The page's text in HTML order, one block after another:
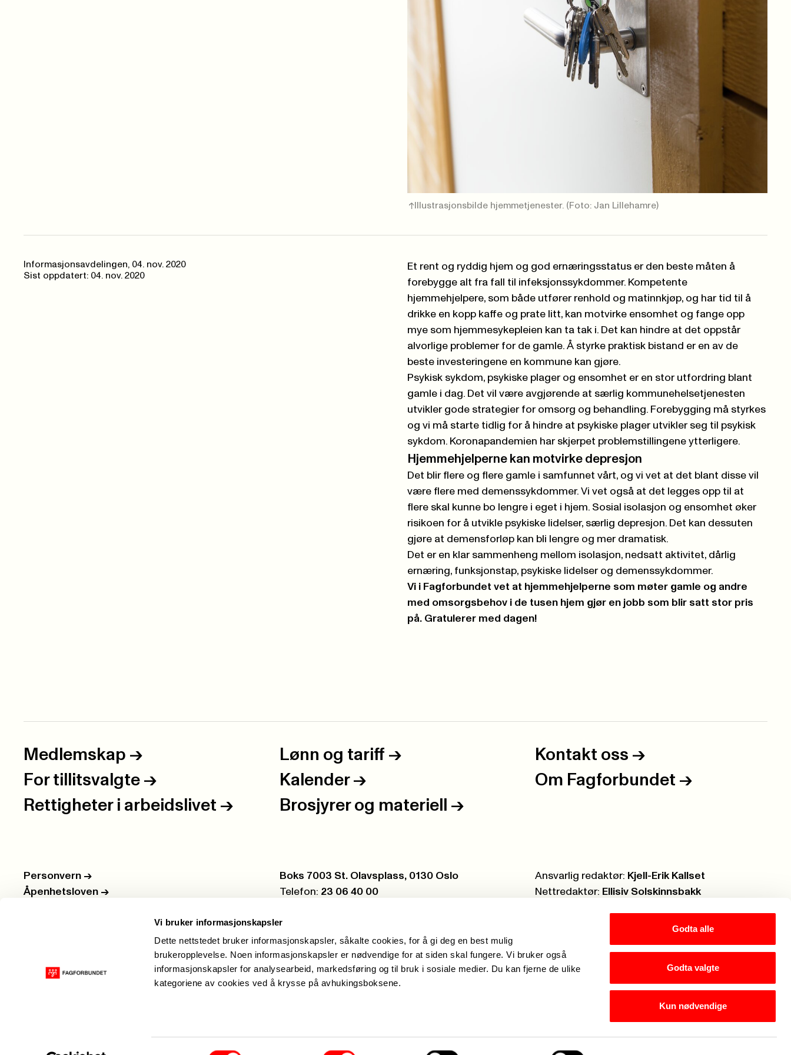
Vi bruker informasjonskapsler
Dette nettstedet bruker informasjonskapsler, såkalte cookies, for å gi deg en best mulig
brukeropplevelse. Noen informasjonskapsler er nødvendige for at siden skal fungere. Vi bruker også
informasjonskapsler for analysearbeid, markedsføring og til bruk i sosiale medier. Du kan fjerne de ulike
kategoriene av cookies ved å krysse på avhukingsboksene.
Samtykkevalg
Godta alle
Godta valgte
Kun nødvendige
Illustrasjonsbilde hjemmetjenester. (Foto: Jan Lillehamre)
Informasjonsavdelingen, 04. nov. 2020
Sist oppdatert: 04. nov. 2020
Et rent og ryddig hjem og god ernæringsstatus er den beste måten å
forebygge alt fra fall til infeksjonssykdommer. Kompetente
hjemmehjelpere, som både utfører renhold og matinnkjøp, og har tid til å
drikke en kopp kaffe og prate litt, kan motvirke ensomhet og fange opp
mye som hjemmesykepleien kan ta tak i. Det kan hindre at det oppstår
alvorlige problemer for de gamle. Å styrke praktisk bistand er en av de
beste investeringene en kommune kan gjøre.
Psykisk sykdom, psykiske plager og ensomhet er en stor utfordring blant
gamle i dag. Det vil være avgjørende at særlig kommunehelsetjenesten
utvikler gode strategier for omsorg og behandling. Forebygging må styrkes
og vi må starte tidlig for å hindre at psykiske plager utvikler seg til psykisk
sykdom. Koronapandemien har skjerpet problemstillingene ytterligere.
Hjemmehjelperne kan motvirke depresjon
Det blir flere og flere gamle i samfunnet vårt, og vi vet at det blant disse vil
være flere med demenssykdommer. Vi vet også at det legges opp til at
flere skal kunne bo lengre i eget i hjem. Sosial isolasjon og ensomhet øker
risikoen for å utvikle psykiske lidelser, særlig depresjon. Det kan dessuten
gjøre at demensforløp kan bli lengre og mer dramatisk.
Det er en klar sammenheng mellom isolasjon, nedsatt aktivitet, dårlig
ernæring, funksjonstap, psykiske lidelser og demenssykdommer.
Vi i Fagforbundet vet at hjemmehjelperne som møter gamle og andre
med omsorgsbehov i de tusen hjem gjør en jobb som blir satt stor pris
på. Gratulerer med dagen!
Hei, jeg er Fagforbundets chatbot. Hva kan jeg hjelpe med?
Medlemskap -> Lønn og tariff -> Kontakt oss ->
For tillitsvalgte -> Kalender -> Om Fagforbundet ->
Rettigheter i arbeidslivet -> Brosjyrer og materiell ->
Personvern ->
Åpenhetsloven ->
Postboks:
Boks 7003 St. Olavsplass, 0130 Oslo
Telefon: 23 06 40 00
Ansvarlig redaktør: Kjell-Erik Kallset
Nettredaktør: Ellisiv Solskinnsbakk